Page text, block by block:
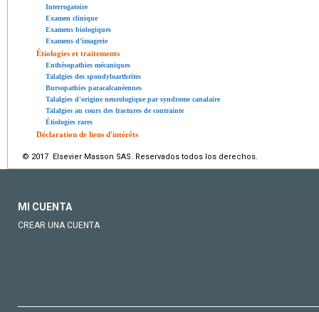
Interrogatoire
Examen clinique
Examens biologiques
Examens d'imagerie
Étiologies et traitements
Enthésopathies mécaniques
Talalgies des spondyloarthrites
Bursopathies paracalcanéennes
Talalgies d'origine neurologique par syndrome canalaire
Talalgies au cours des fractures de contrainte
Étiologies rares
Déclaration de liens d'intérêts
© 2017 Elsevier Masson SAS. Reservados todos los derechos.
MI CUENTA
CREAR UNA CUENTA